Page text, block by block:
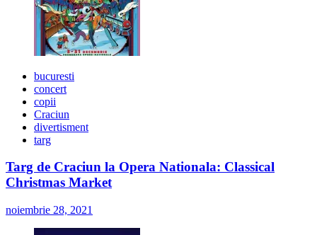
bucuresti
concert
copii
Craciun
divertisment
targ
Targ de Craciun la Opera Nationala: Classical
Christmas Market
noiembrie 28, 2021